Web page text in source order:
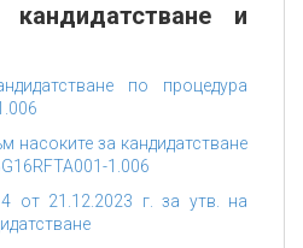
и
по процедура
насоките за кандидатстване
1.006
от 21.12.2023 г. за утв. на